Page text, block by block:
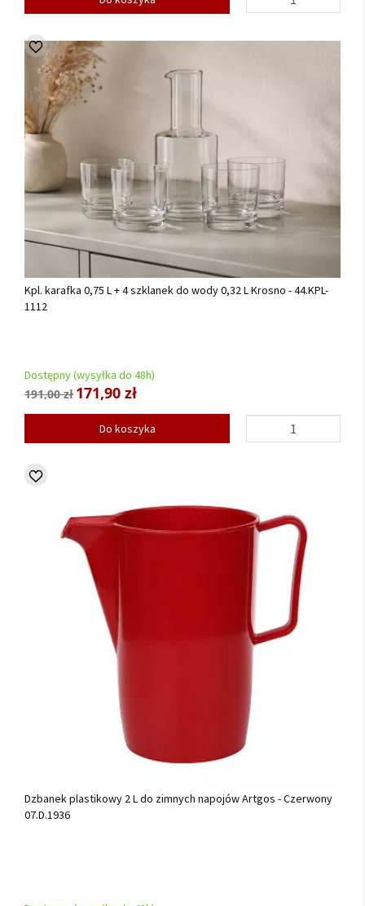
Kpl. karafka 0,75 L + 4 szklanek do wody 0,32 L Krosno - 44.KPL-
1112
Dostępny (wysyłka do 48h)
191,00 zł 171,90 zł
Do koszyka
Dzbanek plastikowy 2 L do zimnych napojów Artgos - Czerwony
07.D.1936